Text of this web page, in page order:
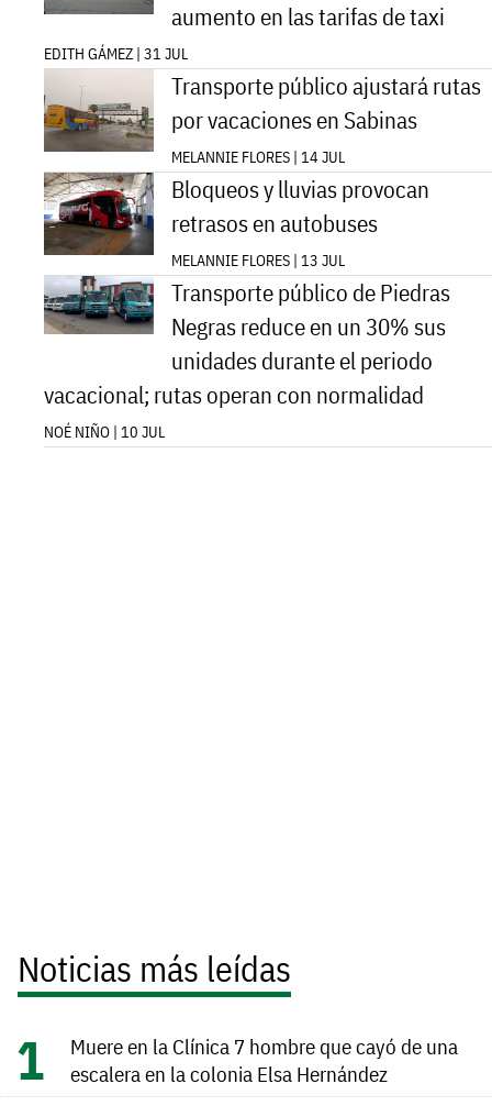
aumento en las tarifas de taxi
EDITH GÁMEZ | 31 JUL
Transporte público ajustará rutas
por vacaciones en Sabinas
MELANNIE FLORES | 14 JUL
Bloqueos y lluvias provocan
retrasos en autobuses
MELANNIE FLORES | 13 JUL
Transporte público de Piedras
Negras reduce en un 30% sus
unidades durante el periodo
vacacional; rutas operan con normalidad
NOÉ NIÑO | 10 JUL
Noticias más leídas
Muere en la Clínica 7 hombre que cayó de una
escalera en la colonia Elsa Hernández